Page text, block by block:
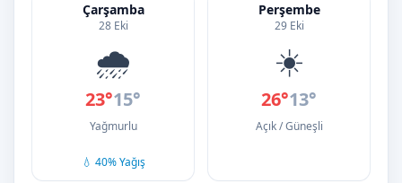
Çarşamba
28 Eki
🌧️
23°15°
Yağmurlu
💧 40% Yağış
Perşembe
29 Eki
☀️
26°13°
Açık / Güneşli